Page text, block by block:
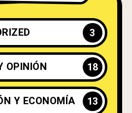
3
OPINIÓN 18
Y ECONOMÍA 13